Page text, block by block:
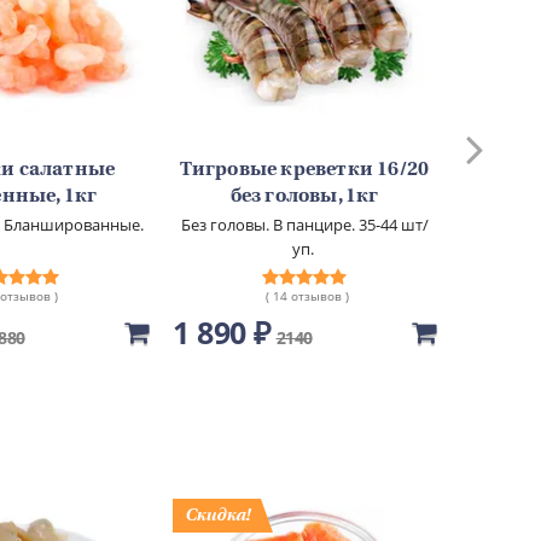
салатные
1кг
Бланшированные.
)
Тигровые креветки 16/20
без головы, 1кг
Без головы. В панцире. 35-44 шт/
уп.
( 14 отзывов )
1 890 ₽ 2140